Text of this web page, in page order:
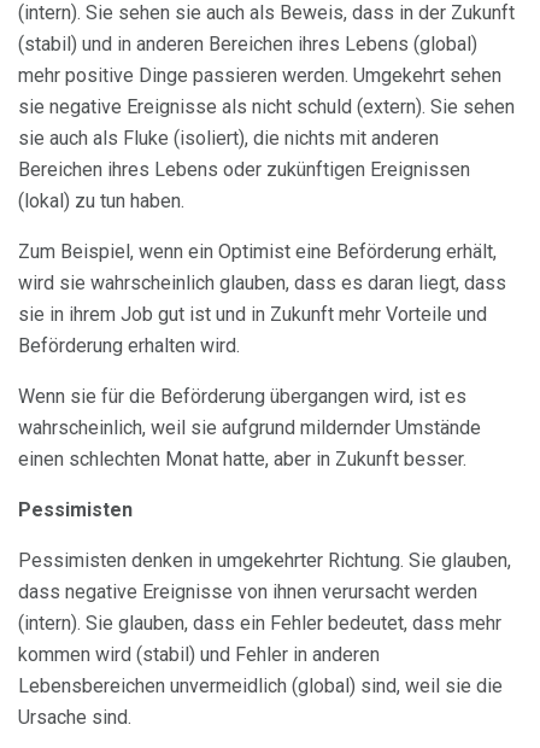
(intern). Sie sehen sie auch als Beweis, dass in der Zukunft
(stabil) und in anderen Bereichen ihres Lebens (global)
mehr positive Dinge passieren werden. Umgekehrt sehen
sie negative Ereignisse als nicht schuld (extern). Sie sehen
sie auch als Fluke (isoliert), die nichts mit anderen
Bereichen ihres Lebens oder zukünftigen Ereignissen
(lokal) zu tun haben.
Zum Beispiel, wenn ein Optimist eine Beförderung erhält,
wird sie wahrscheinlich glauben, dass es daran liegt, dass
sie in ihrem Job gut ist und in Zukunft mehr Vorteile und
Beförderung erhalten wird.
Wenn sie für die Beförderung übergangen wird, ist es
wahrscheinlich, weil sie aufgrund mildernder Umstände
einen schlechten Monat hatte, aber in Zukunft besser.
Pessimisten
Pessimisten denken in umgekehrter Richtung. Sie glauben,
dass negative Ereignisse von ihnen verursacht werden
(intern). Sie glauben, dass ein Fehler bedeutet, dass mehr
kommen wird (stabil) und Fehler in anderen
Lebensbereichen unvermeidlich (global) sind, weil sie die
Ursache sind.